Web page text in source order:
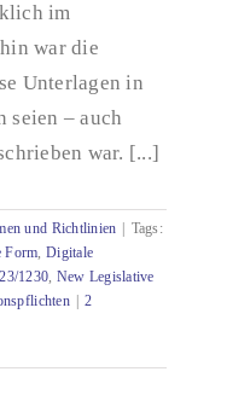
im
war die
Unterlagen in
seien – auch
war. [...]
und Richtlinien
Tags:
Form, Digitale
1230, New Legislative
2